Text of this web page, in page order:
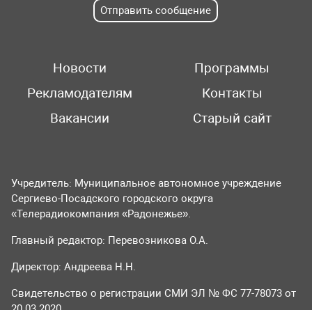
Отправить сообщение
Новости
Программы
Рекламодателям
Контакты
Вакансии
Старый сайт
Учредитель: Муниципальное автономное учреждение
Сергиево-Посадского городского округа
«Телерадиокомпания «Радонежье».
Главный редактор: Перевозникова О.А.
Директор: Андреева Н.Н.
Свидетельство о регистрации СМИ ЭЛ № ФС 77-78073 от